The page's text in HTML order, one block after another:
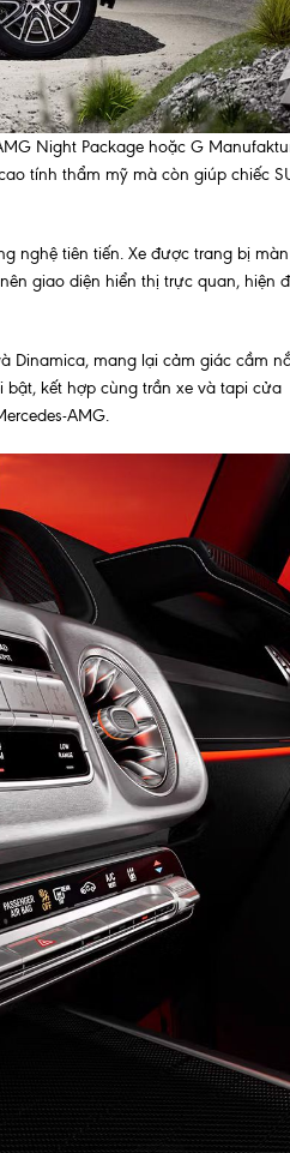
Night Package hoặc G
tính thẩm mỹ mà còn giúp chiếc
nghệ tiên tiến. Xe được trang bị màn
giao diện hiển thị trực quan, hiện
Dinamica, mang lại cảm giác cầm
kết hợp cùng trần xe và tapi cửa
AMG.